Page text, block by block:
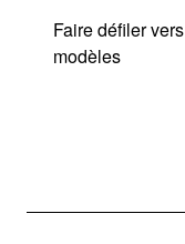
Faire défiler
modèles